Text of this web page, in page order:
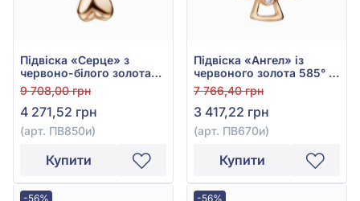
Підвіска «Серце» з
червоно-білого золота
585° з фіанітом/
куб.цирконієм, арт.
ПВ850и
9 708,00 грн
4 271,52 грн
(арт. ПВ850и)
Купити
Підвіска «Ангел» із
червоного золота 585° з
фіанітом, арт. ПВ670и
7 766,40 грн
3 417,22 грн
(арт. ПВ670и)
Купити
-56% -56%